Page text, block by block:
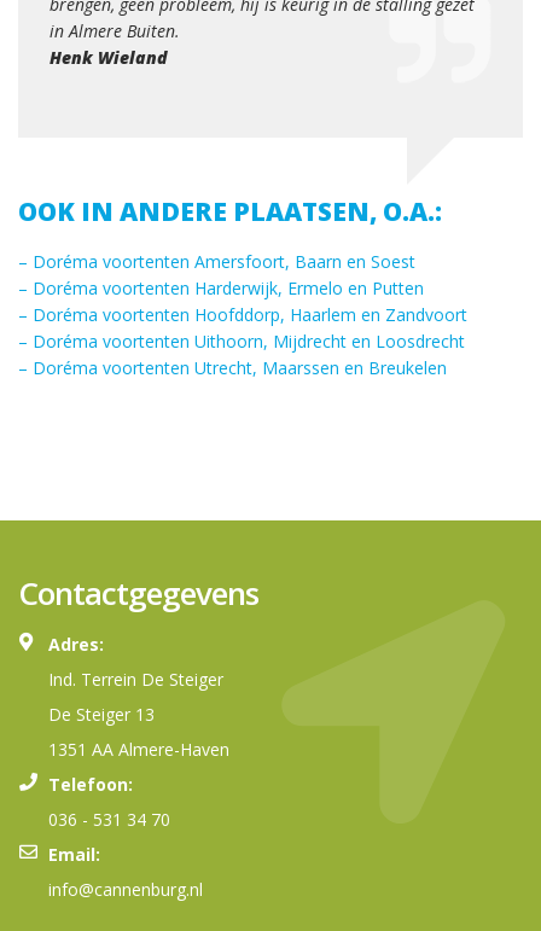
in Almere Buiten.
Henk Wieland
OOK IN ANDERE PLAATSEN, O.A.:
– Doréma voortenten Amersfoort, Baarn en Soest
– Doréma voortenten Harderwijk, Ermelo en Putten
– Doréma voortenten Hoofddorp, Haarlem en Zandvoort
– Doréma voortenten Uithoorn, Mijdrecht en Loosdrecht
– Doréma voortenten Utrecht, Maarssen en Breukelen
Contactgegevens
Adres:
Ind. Terrein De Steiger
De Steiger 13
1351 AA Almere-Haven
Telefoon:
036 - 531 34 70
Email:
info@cannenburg.nl